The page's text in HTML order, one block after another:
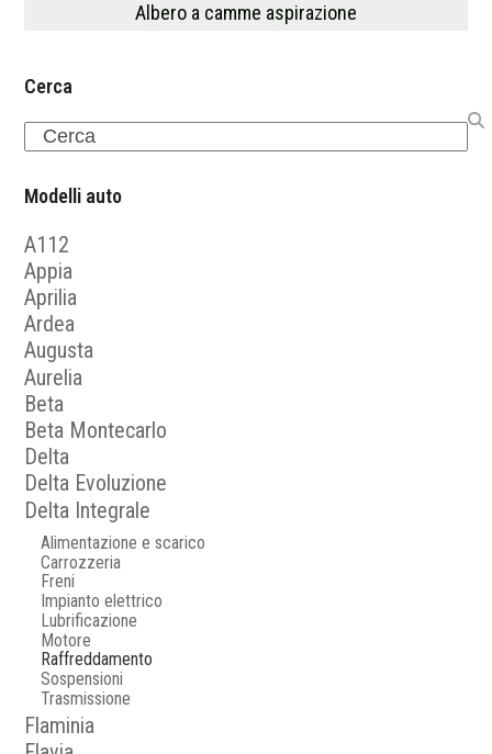
Albero a camme aspirazione
Cerca
Search
Modelli auto
A112
Appia
Aprilia
Ardea
Augusta
Aurelia
Beta
Beta Montecarlo
Delta
Delta Evoluzione
Delta Integrale
Alimentazione e scarico
Carrozzeria
Freni
Impianto elettrico
Lubrificazione
Motore
Raffreddamento
Sospensioni
Trasmissione
Flaminia